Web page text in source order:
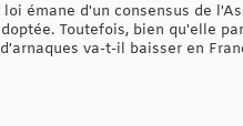
émane d'un consensus de
Toutefois, bien qu'elle
va-t-il baisser en